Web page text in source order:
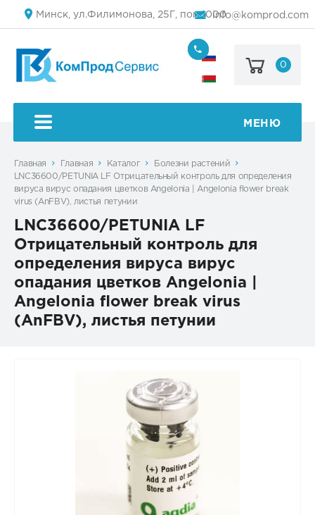
Минск, ул.Филимонова, 25Г, пом.1000info@komprod.com
(499)
444-
50
0
МЕНЮ
Главная Главная Каталог
Болезни растений
LNC36600/PETUNIA LF Отрицательный контроль для определения
вируса вирус опадания цветков Angelonia | Angelonia flower break
virus (AnFBV), листья петунии
LNC36600/PETUNIA LF
Отрицательный контроль для
определения вируса вирус
опадания цветков Angelonia |
Angelonia flower break virus
(AnFBV), листья петунии